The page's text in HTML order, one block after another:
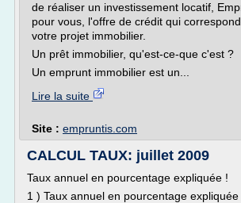
de réaliser un investissement locatif,
pour vous, l'offre de crédit qui
votre projet immobilier.
Un prêt immobilier, qu'est-ce-que c'est ?
Un emprunt immobilier est un...
Lire la suite
Site : empruntis.com
CALCUL TAUX: juillet 2009
Taux annuel en pourcentage expliquée !
1 ) Taux annuel en pourcentage expliquée